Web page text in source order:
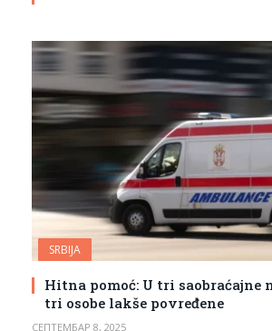
SRBIJA
Hitna pomoć: U tri saobraćajne
tri osobe lakše povređene
СЕПТЕМБАР 8, 2025